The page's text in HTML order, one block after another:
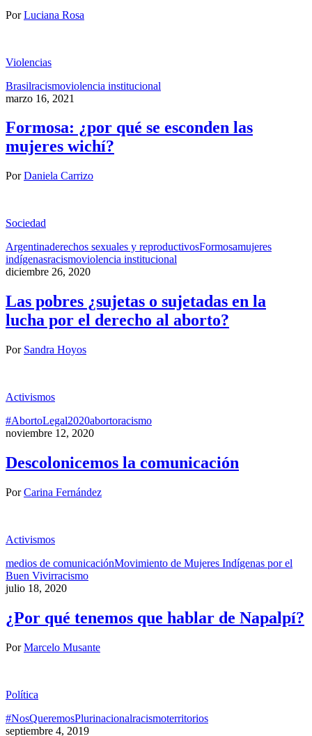
PorLuciana Rosa
Violencias
Brasilracismoviolencia institucional
marzo 16, 2021
Formosa: ¿por qué se esconden las
mujeres wichí?
PorDaniela Carrizo
Sociedad
Argentinaderechos sexuales y reproductivosFormosamujeres
indígenasracismoviolencia institucional
diciembre 26, 2020
Las pobres ¿sujetas o sujetadas en la
lucha por el derecho al aborto?
Por Sandra Hoyos
Activismos
#AbortoLegal2020abortoracismo
noviembre 12, 2020
Descolonicemos la comunicación
PorCarina Fernández
Activismos
medios de comunicaciónMovimiento de Mujeres Indígenas por el
Buen Vivirracismo
julio 18, 2020
¿Por qué tenemos que hablar de Napalpí?
PorMarcelo Musante
Política
#NosQueremosPlurinacionalracismoterritorios
septiembre 4, 2019